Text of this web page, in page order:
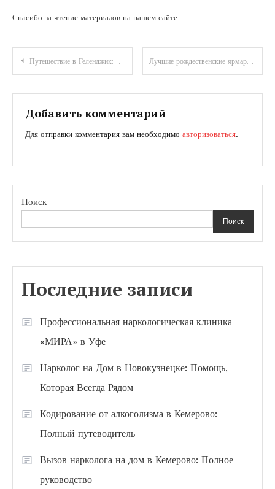
Спасибо за чтение материалов на нашем сайте
Навигация
по
записям
Путешествие в Геленджик: отели, пляжи и достопримечательности | Лучшие рождественские ярмарки Европы — ТОП 5 — куда ехать, чтобы посмотреть на сказочную елку и зажечь праздничные огни
Добавить комментарий
Для отправки комментария вам необходимо авторизоваться.
Поиск
Поиск
Последние записи
Профессиональная наркологическая клиника
«МИРА» в Уфе
Нарколог на Дом в Новокузнецке: Помощь,
Которая Всегда Рядом
Кодирование от алкоголизма в Кемерово:
Полный путеводитель
Вызов нарколога на дом в Кемерово: Полное
руководство